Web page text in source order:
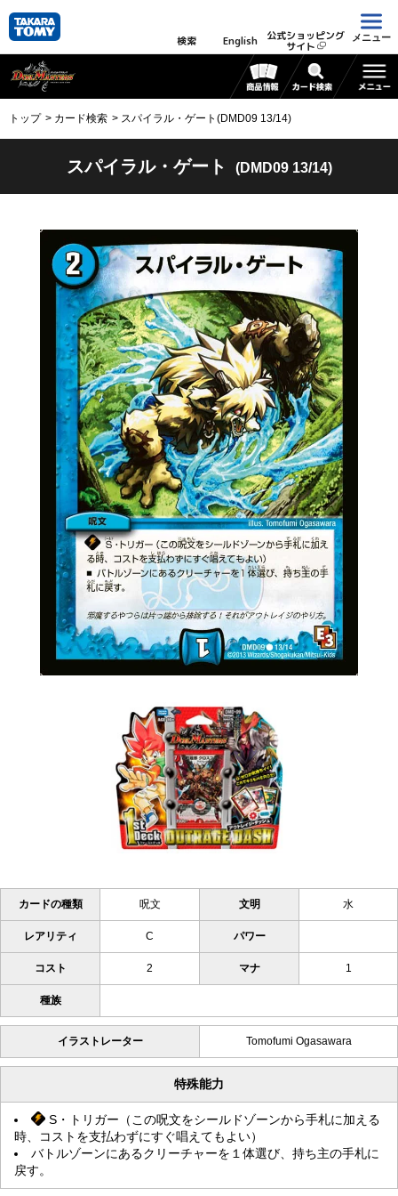
検索 English 公式ショッピング
サイト
メニュー
トップ カード検索 スパイラル・ゲート(DMD09 13/14)
スパイラル・ゲート (DMD09 13/14)
カードの種類 呪文 文明 水
レアリティ C パワー
コスト 2 マナ 1
種族
イラストレーター Tomofumi Ogasawara
特殊能力
S・トリガー（この呪文をシールドゾーンから手札に加える
時、コストを支払わずにすぐ唱えてもよい）
バトルゾーンにあるクリーチャーを１体選び、持ち主の手札に
戻す。